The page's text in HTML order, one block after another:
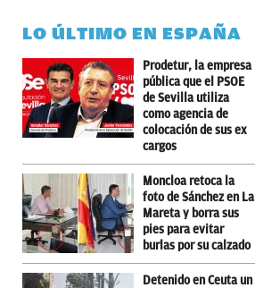
LO ÚLTIMO EN ESPAÑA
Prodetur, la empresa
pública que el PSOE
de Sevilla utiliza
como agencia de
colocación de sus ex
cargos
Moncloa retoca la
foto de Sánchez en La
Mareta y borra sus
pies para evitar
burlas por su calzado
Detenido en Ceuta un